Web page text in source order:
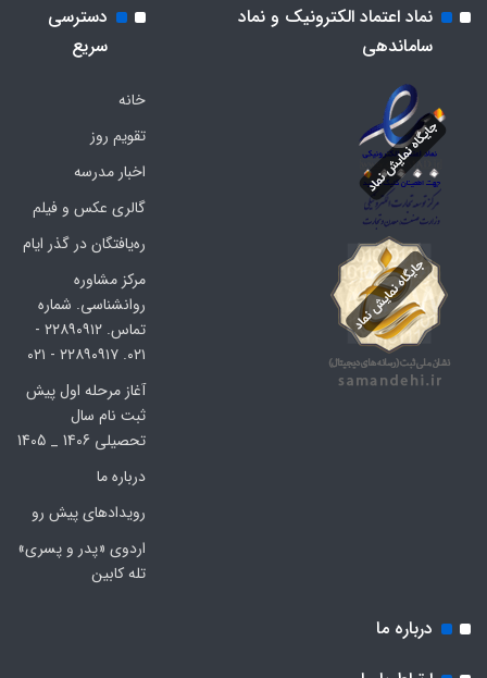
نماد اعتماد الکترونیک و نماد
ساماندهی
دسترسی
سریع
خانه
تقویم روز
اخبار مدرسه
گالری عکس و فیلم
ره‌یافتگان در گذر ایام
مرکز مشاوره
روانشناسی. شماره
تماس. ۲۲۸۹۰۹۱۲ -
۰۲۱. ۲۲۸۹۰۹۱۷ - ۰۲۱
آغاز مرحله اول پیش
ثبت نام سال
تحصیلی 1406 _ 1405
درباره ما
رویدادهای پیش رو
اردوی «پدر و پسری»
تله کابین
درباره ما